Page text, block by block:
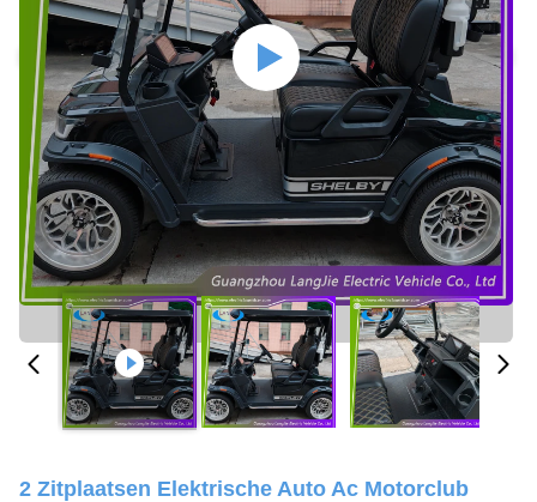
2 Zitplaatsen Elektrische Auto Ac Motorclub